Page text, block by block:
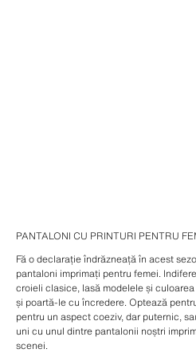
PANTALONI CU PRINTURI PENTRU
Fă o declarație îndrăzneață în acest
pantaloni imprimați pentru femei.
croieli clasice, lasă modelele și
și poartă-le cu încredere. Optează
pentru un aspect coeziv, dar puternic,
uni cu unul dintre pantalonii noștri
scenei.